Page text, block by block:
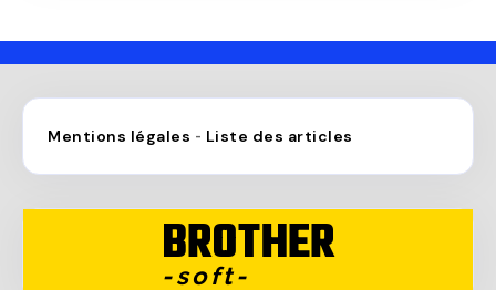
Mentions légales - Liste des articles
BROTHER
-soft-